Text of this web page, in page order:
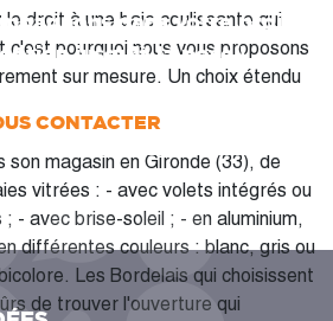
droit à une baie coulissante qui
c'est pourquoi nous vous proposons
sur mesure. Un choix étendu
qui vous convient. Caséo met à
magasin en Gironde (33), de
volets intégrés ou
- avec brise-soleil ; - en aluminium,
différentes couleurs : blanc, gris ou
qui choisissent
de trouver l'ouverture qui
dans votre projet
jusqu’à la pose !
CONTACTER